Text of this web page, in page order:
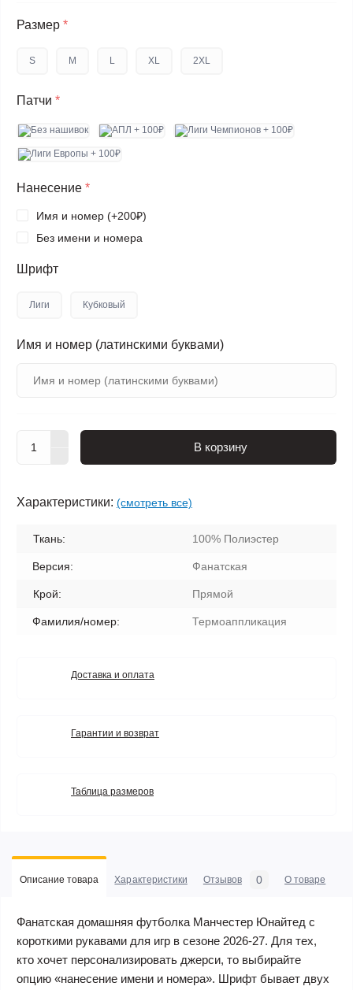
Размер *
S M L XL 2XL
Патчи *
Нанесение *
Имя и номер (+200₽)
Без имени и номера
Шрифт
Лиги Кубковый
Имя и номер (латинскими буквами)
В корзину
Характеристики: (смотреть все)
Ткань: 100% Полиэстер
Версия: Фанатская
Крой: Прямой
Фамилия/номер: Термоаппликация
Доставка и оплата
Гарантии и возврат
Таблица размеров
Описание товара Характеристики Отзывов 0 О товаре
Фанатская домашняя футболка Манчестер Юнайтед с
короткими рукавами для игр в сезоне 2026-27. Для тех,
кто хочет персонализировать джерси, то выбирайте
опцию «нанесение имени и номера». Шрифт бывает двух